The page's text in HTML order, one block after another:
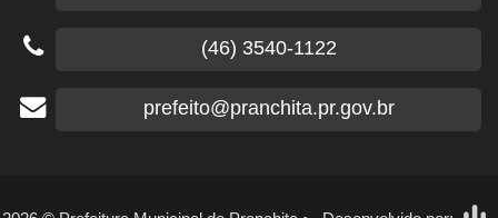
(46) 3540-1122
prefeito@pranchita.pr.gov.br